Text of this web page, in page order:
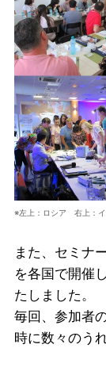
※左上：ロシア 右上：
また、セミナ
を各国で開催
たしました。
毎回、参加者
時に数々のう